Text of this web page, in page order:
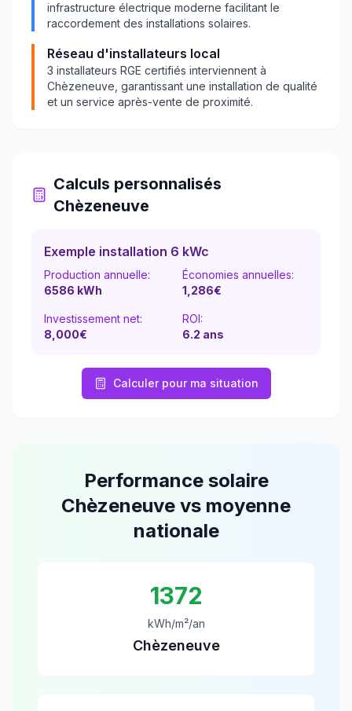
infrastructure électrique moderne facilitant le
raccordement des installations solaires.
Réseau d'installateurs local
3 installateurs RGE certifiés interviennent à
Chèzeneuve , garantissant une installation de qualité
et un service après-vente de proximité.
Calculs personnalisés
Chèzeneuve
Exemple installation 6 kWc
Production annuelle:
6586 kWh
Économies annuelles:
1,286€
Investissement net:
8,000€
ROI:
6.2 ans
Calculer pour ma situation
Performance solaire
Chèzeneuve vs moyenne
nationale
1372
kWh/m²/an
Chèzeneuve